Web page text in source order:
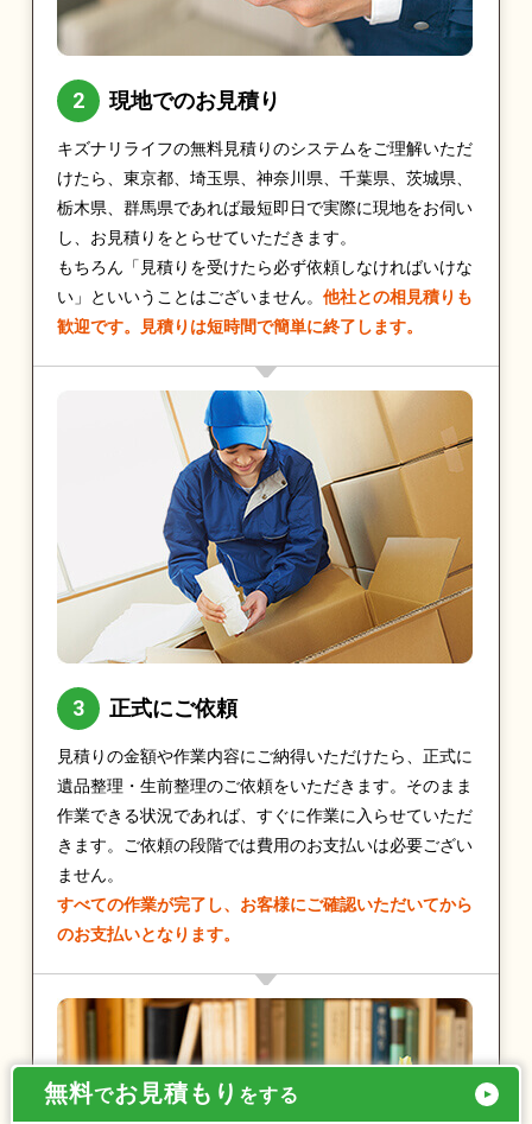
現地でのお見積り
キズナリライフの無料見積りのシステムをご理解いただ
けたら、東京都、埼玉県、神奈川県、千葉県、茨城県、
栃木県、群馬県であれば最短即日で実際に現地をお伺い
し、お見積りをとらせていただきます。
もちろん「見積りを受けたら必ず依頼しなければいけな
い」といいうことはございません。 他社との相見積りも
歓迎です。見積りは短時間で簡単に終了します。
正式にご依頼
見積りの金額や作業内容にご納得いただけたら、正式に
遺品整理・生前整理のご依頼をいただきます。そのまま
作業できる状況であれば、すぐに作業に入らせていただ
きます。ご依頼の段階では費用のお支払いは必要ござい
ません。
すべての作業が完了し、お客様にご確認いただいてから
のお支払いとなります。
無料でお見積もり をする